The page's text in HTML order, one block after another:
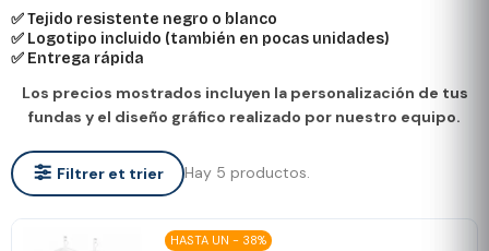
✅ Tejido resistente negro o blanco
✅ Logotipo incluido (también en pocas unidades)
✅ Entrega rápida
Los precios mostrados incluyen la personalización de tus
fundas y el diseño gráfico realizado por nuestro equipo.
Filtrer et trier Hay 5 productos.
HASTA UN - 38%